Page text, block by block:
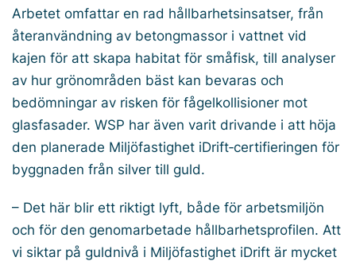
Arbetet omfattar en rad hållbarhetsinsatser, från
återanvändning av betongmassor i vattnet vid
kajen för att skapa habitat för småfisk, till analyser
av hur grönområden bäst kan bevaras och
bedömningar av risken för fågelkollisioner mot
glasfasader. WSP har även varit drivande i att höja
den planerade Miljöfastighet iDrift‑certifieringen för
byggnaden från silver till guld.
– Det här blir ett riktigt lyft, både för arbetsmiljön
och för den genomarbetade hållbarhetsprofilen. Att
vi siktar på guldnivå i Miljöfastighet iDrift är mycket